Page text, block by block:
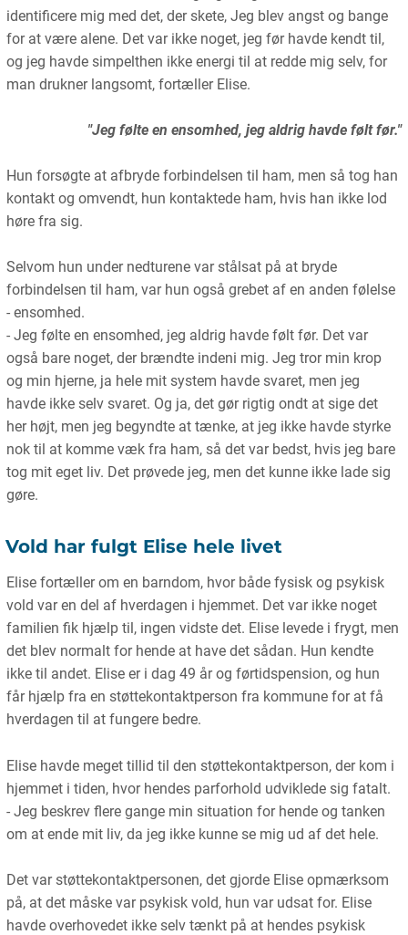
identificere mig med det, der skete, Jeg blev angst og bange
for at være alene. Det var ikke noget, jeg før havde kendt til,
og jeg havde simpelthen ikke energi til at redde mig selv, for
man drukner langsomt, fortæller Elise.
"Jeg følte en ensomhed, jeg aldrig havde følt før."
Hun forsøgte at afbryde forbindelsen til ham, men så tog han
kontakt og omvendt, hun kontaktede ham, hvis han ikke lod
høre fra sig.
Selvom hun under nedturene var stålsat på at bryde
forbindelsen til ham, var hun også grebet af en anden følelse
- ensomhed.
- Jeg følte en ensomhed, jeg aldrig havde følt før. Det var
også bare noget, der brændte indeni mig. Jeg tror min krop
og min hjerne, ja hele mit system havde svaret, men jeg
havde ikke selv svaret. Og ja, det gør rigtig ondt at sige det
her højt, men jeg begyndte at tænke, at jeg ikke havde styrke
nok til at komme væk fra ham, så det var bedst, hvis jeg bare
tog mit eget liv. Det prøvede jeg, men det kunne ikke lade sig
gøre.
Vold har fulgt Elise hele livet
Elise fortæller om en barndom, hvor både fysisk og psykisk
vold var en del af hverdagen i hjemmet. Det var ikke noget
familien fik hjælp til, ingen vidste det. Elise levede i frygt, men
det blev normalt for hende at have det sådan. Hun kendte
ikke til andet. Elise er i dag 49 år og førtidspension, og hun
får hjælp fra en støttekontaktperson fra kommune for at få
hverdagen til at fungere bedre.
Elise havde meget tillid til den støttekontaktperson, der kom i
hjemmet i tiden, hvor hendes parforhold udviklede sig fatalt.
- Jeg beskrev flere gange min situation for hende og tanken
om at ende mit liv, da jeg ikke kunne se mig ud af det hele.
Det var støttekontaktpersonen, det gjorde Elise opmærksom
på, at det måske var psykisk vold, hun var udsat for. Elise
havde overhovedet ikke selv tænkt på at hendes psykisk